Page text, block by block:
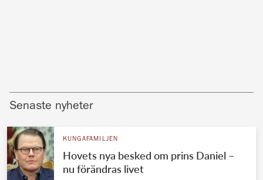
Senaste nyheter
KUNGAFAMILJEN
Hovets nya besked om prins Daniel –
nu förändras livet